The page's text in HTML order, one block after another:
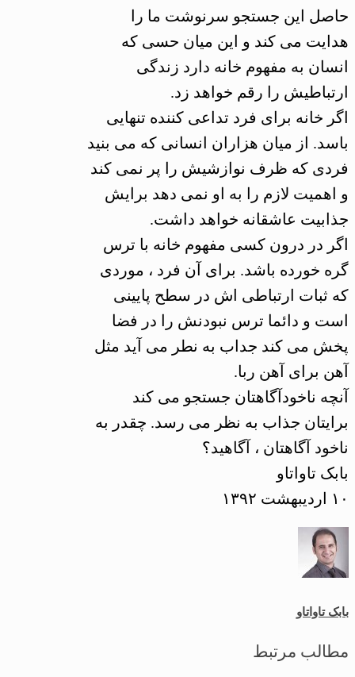
حاصل این جستجو سرنوشت ما را
هدایت می کند و این میان حسی که
انسان به مفهوم خانه دارد زندگی
ارتباطیش را رقم خواهد زد.
اگر خانه برای فرد تداعی کننده تنهایی
باسد. از میان هزاران انسانی که می بنید
فردی که ظرف نوازشیش را پر نمی کند
و اهمیت لازم را به او نمی دهد برایش
جذابیت عاشقانه خواهد داشت.
اگر در درون کسی مفهوم خانه با ترس
گره خورده باشد. برای آن فرد ، موردی
که ثبات ارتباطی اش در سطح پایینی
است و دائما ترس نبودنش را در فضا
پخش می کند جداب به نطر می آید مثل
آهن برای آهن ربا.
آنچه ناخودآگاهتان جستجو می کند
برایتان جذاب به نظر می رسد. چقدر به
ناخود آگاهتان ، آگاهید؟
بابک تاواتاو
۱۰ اردیبهشت ۱۳۹۲
بابک تاواتاو
مطالب مرتبط